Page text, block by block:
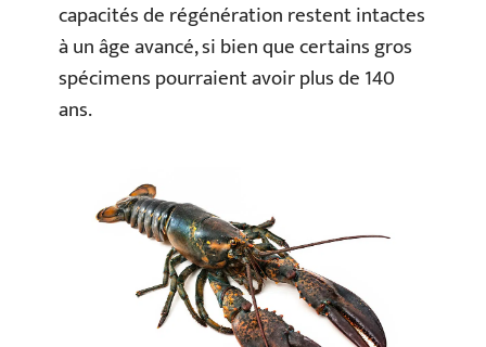
capacités de régénération restent intactes
à un âge avancé, si bien que certains gros
spécimens pourraient avoir plus de 140
ans.